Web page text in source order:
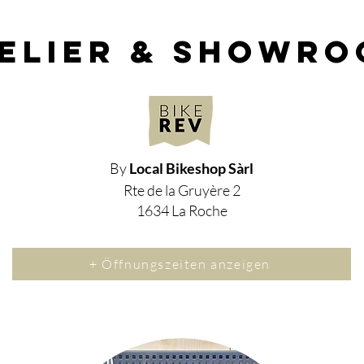
&
ByLocal Bikeshop Sàrl
Rte de la Gruyère 2
1634 La Roche
+ Öffnungszeiten anzeigen